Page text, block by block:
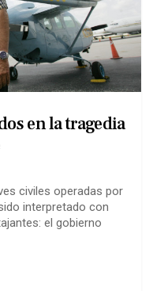
en la tragedia
civiles operadas por
interpretado con
el gobierno